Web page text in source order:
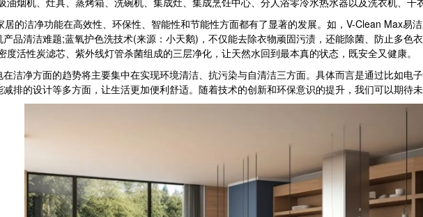
洁净功能在高效性、环保性、智能性和节能性方面都有了显著的发展。如，V-Clean Max易
品清洁难题;蓝氧护色洗技术(来源：小天鹅)，不仅能去除衣物顽固污渍，还能除菌、防止多色
活性炭滤芯、紫外线灯管杀菌组成的三层净化，让天然水回到最本真的状态，既安全又健康。
净方面的趋势将主要集中在实现环境清洁、抗污染与自清洁三方面。具体而言是通过比如电
排的设计等多方面，让生活更加便利舒适。随着技术的创新和环保意识的提升，我们可以期待